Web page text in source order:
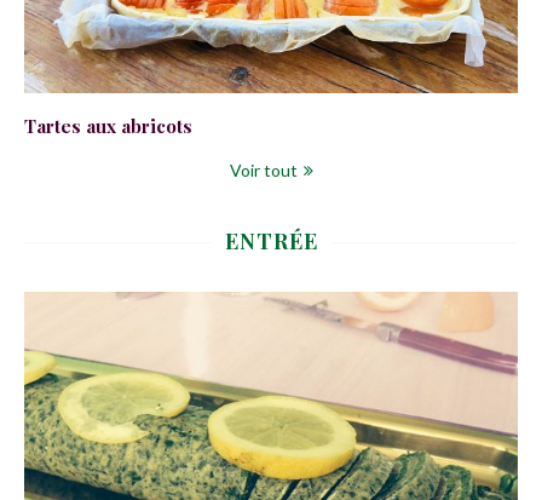
Tartes aux abricots
Voir tout
ENTRÉE